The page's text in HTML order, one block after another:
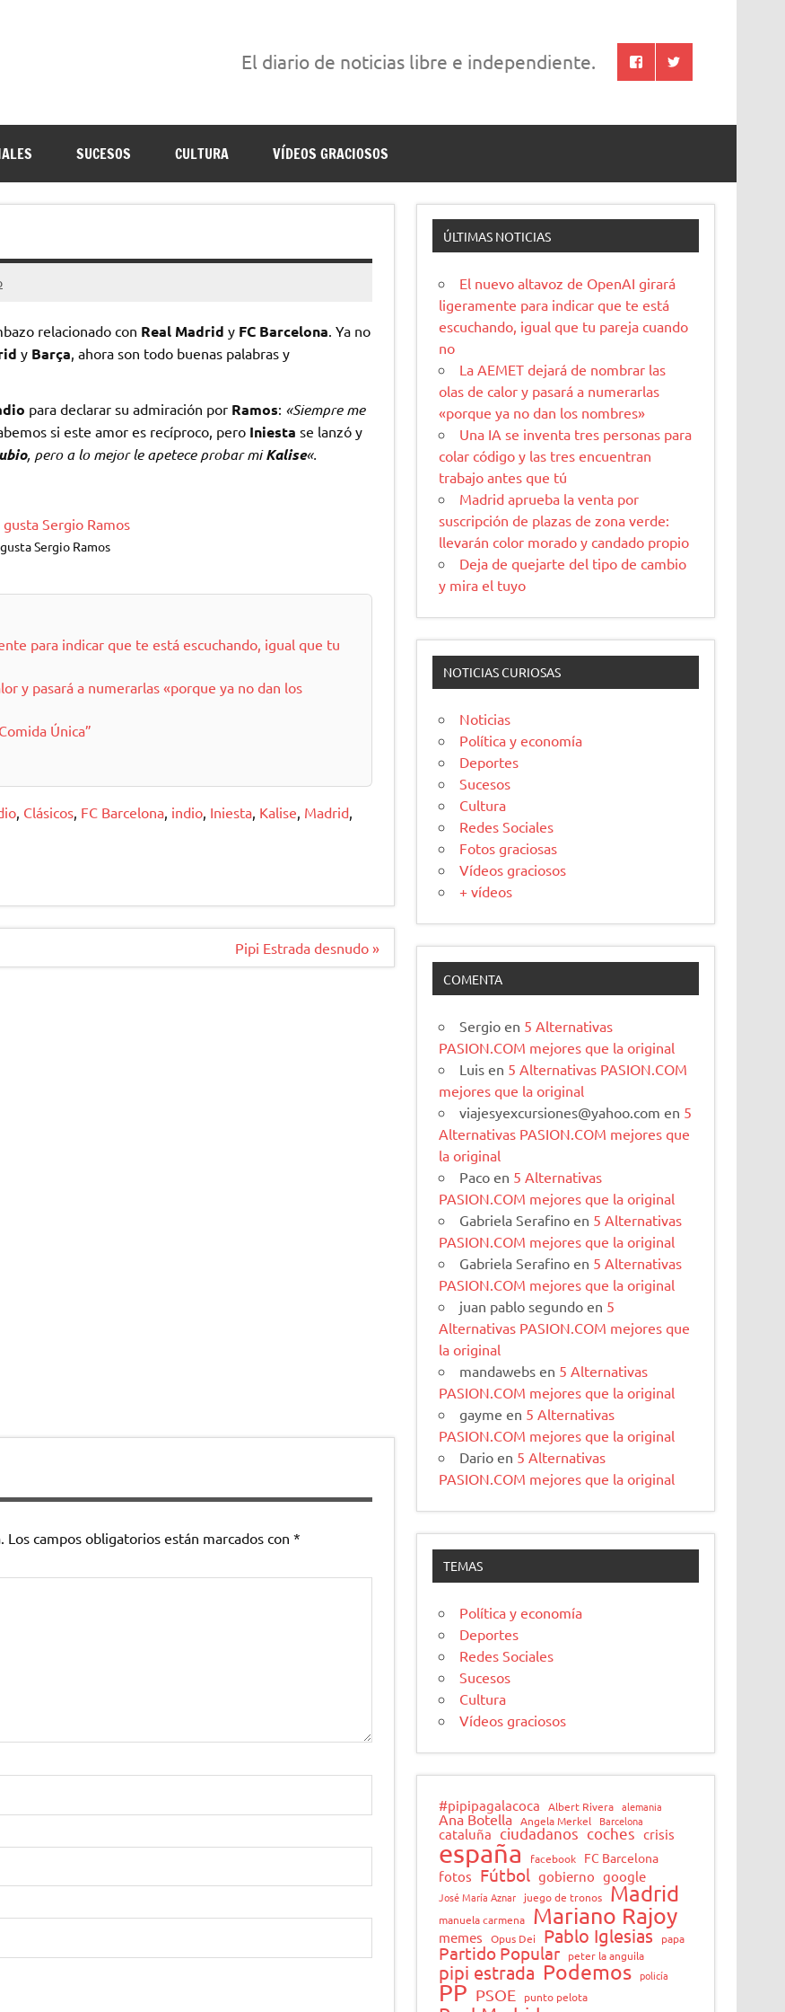
El diario de noticias libre e independiente.
SUCESOS CULTURA VÍDEOS GRACIOSOS
relacionado con Real Madrid y FC Barcelona. Ya no
y Barça, ahora son todo buenas palabras y
para declarar su admiración por Ramos: «Siempre me
si este amor es recíproco, pero Iniesta se lanzó y
, pero a lo mejor le apetece probar miKalise«.
Sergio Ramos
para indicar que te está escuchando, igual que tu
y pasará a numerarlas «porque ya no dan los
Única”
, Clásicos, FC Barcelona, indio, Iniesta, Kalise Madrid,
Pipi Estrada desnudo »
Los campos obligatorios están marcados con *
ÚLTIMAS NOTICIAS
El nuevo altavoz de OpenAI girará
ligeramente para indicar que te está
escuchando, igual que tu pareja cuando
no
La AEMET dejará de nombrar las
olas de calor y pasará a numerarlas
«porque ya no dan los nombres»
Una IA se inventa tres personas para
colar código y las tres encuentran
trabajo antes que tú
Madrid aprueba la venta por
suscripción de plazas de zona verde:
llevarán color morado y candado propio
Deja de quejarte del tipo de cambio
y mira el tuyo
NOTICIAS CURIOSAS
Noticias
Política y economía
Deportes
Sucesos
Cultura
Redes Sociales
Fotos graciosas
Vídeos graciosos
+ vídeos
COMENTA
Sergio en 5 Alternativas
PASION.COM mejores que la original
Luis en 5 Alternativas PASION.COM
mejores que la original
viajesyexcursiones@yahoo.com en 5
Alternativas PASION.COM mejores que
la original
Paco en 5 Alternativas
PASION.COM mejores que la original
Gabriela Serafino en 5 Alternativas
PASION.COM mejores que la original
Gabriela Serafino en 5 Alternativas
PASION.COM mejores que la original
juan pablo segundo en 5
Alternativas PASION.COM mejores que
la original
mandawebs en 5 Alternativas
PASION.COM mejores que la original
gayme en 5 Alternativas
PASION.COM mejores que la original
Dario en 5 Alternativas
PASION.COM mejores que la original
TEMAS
Política y economía
Deportes
Redes Sociales
Sucesos
Cultura
Vídeos graciosos
#pipipagalacoca Albert Rivera alemania
Ana Botella Angela Merkel Barcelona
cataluña ciudadanos coches crisis
españa facebook FC Barcelona
fotos Fútbol gobierno google
José María Aznar juego de tronos Madrid
manuela carmena Mariano Rajoy
memes Opus Dei Pablo Iglesias papa
Partido Popular peter la anguila
pipi estrada Podemos policía
PP PSOE punto pelota